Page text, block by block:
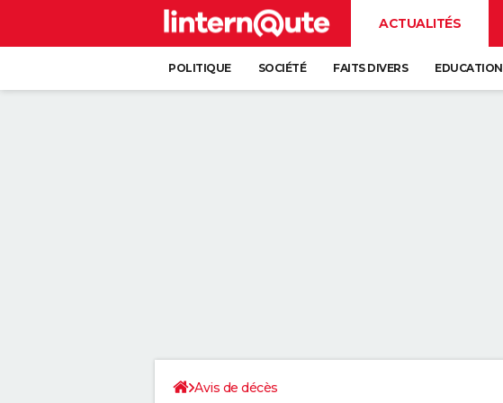
ACTUALITÉS
POLITIQUE SOCIÉTÉ FAITS DIVERS EDUCATION
Avis de décès